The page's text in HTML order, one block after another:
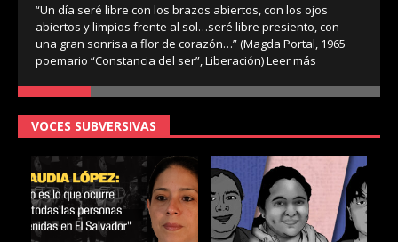
“Un día seré libre con los brazos abiertos, con los ojos
abiertos y limpios frente al sol…seré libre presiento, con
una gran sonrisa a flor de corazón…” (Magda Portal, 1965
poemario “Constancia del ser”, Liberación)Leer más
VOCES SUBVERSIVAS